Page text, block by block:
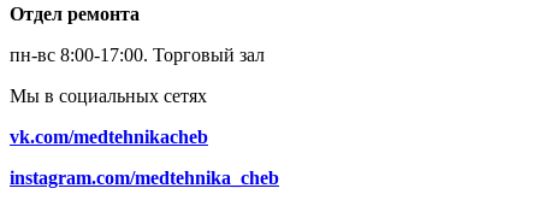
Отдел ремонта
пн-вс 8:00-17:00. Торговый зал
Мы в социальных сетях
vk.com/medtehnikacheb
instagram.com/medtehnika_cheb